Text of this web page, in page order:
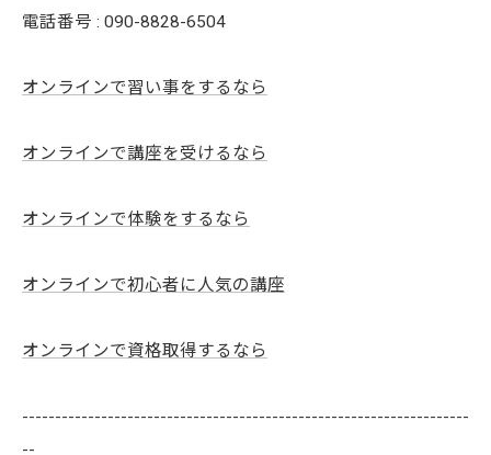
電話番号 : 090-8828-6504
オンラインで習い事をするなら
オンラインで講座を受けるなら
オンラインで体験をするなら
オンラインで初心者に人気の講座
オンラインで資格取得するなら
--------------------------------------------------------------------
--